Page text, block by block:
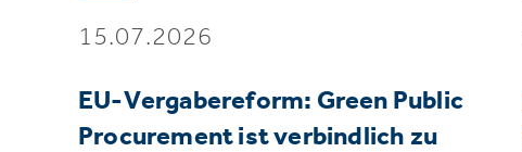
15.07.2026
EU-Vergabereform: Green Public
Procurement ist verbindlich zu